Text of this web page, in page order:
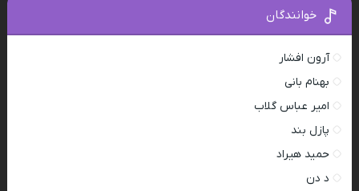
خوانندگان
آرون افشار
بهنام بانی
امیر عباس گلاب
پازل بند
حمید هیراد
د دن